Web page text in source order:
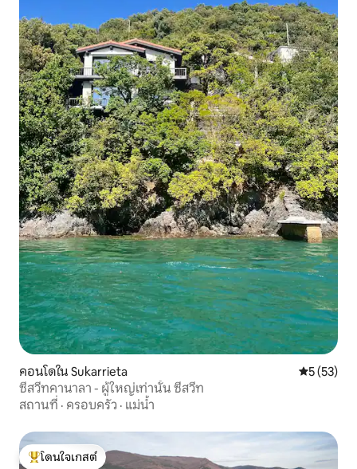
คอนโดใน Sukarrieta คะแนนเฉลี่
5 (53)
ซีสวีทคานาลา - ผู้ใหญ่เท่านั้น ซีสวีท
สถานที่ · ครอบครัว · แม่น้ำ
โดนใจเกสต์ที่สุด
โดนใจเกสต์